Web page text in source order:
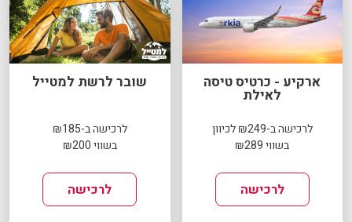
ארקיע - כרטיס טיסה
לאילת
לרכישה ב-₪249 לכיוון
בשווי ₪289
לרכישה
שובר לרשת למטייל
לרכישה ב-₪185
בשווי ₪200
לרכישה